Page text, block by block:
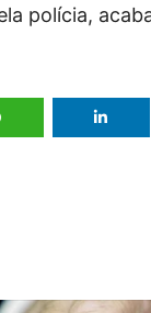
polícia,